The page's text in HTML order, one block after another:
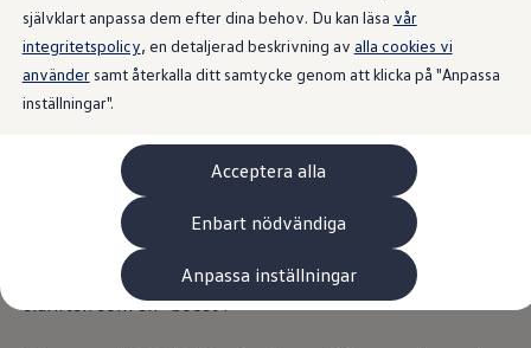
självklart anpassa dem efter dina behov. Du kan läsa vår
integritetspolicy, en detaljerad beskrivning av alla cookies vi
användersamt återkalla ditt samtycke genom att klicka på "Anpassa
inställningar".
Acceptera alla
Enbart nödvändiga
Anpassa inställningar
Äga
Service
Originalservice
Originalservice 4+
Skadereparation
ServiceCam
Service av elbilar
Tillbehör
Interiör- och exteriörskydd
Underhållning och elektronik
”E-läge” och ”Hybrid”
Med ett tillräckligt laddat batteri startar Touareg R alltid i
det helt elektriska E-läget. För mer kraft och hastigheter
över 140 km/h kopplas V6 TSI in automatiskt. I hybrid-
läget fungerar det tvärtom: Vid behov kan föraren använda
kick-down-funktionen för att få ytterligare kraft från
eldriften som en ”boost”.